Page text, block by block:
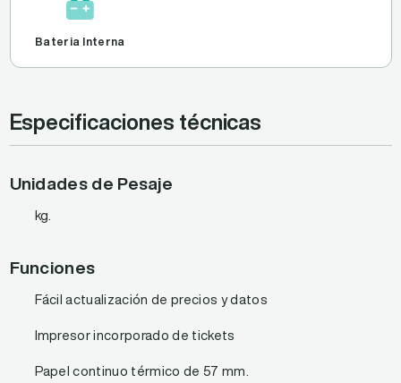
Bateria Interna
Especificaciones técnicas
Unidades de Pesaje
kg.
Funciones
Fácil actualización de precios y datos
Impresor incorporado de tickets
Papel continuo térmico de 57 mm.